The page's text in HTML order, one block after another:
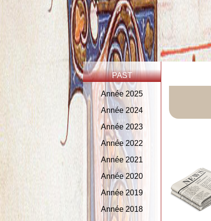
PAST
Année 2025
Année 2024
Année 2023
Année 2022
Année 2021
Année 2020
Année 2019
Année 2018